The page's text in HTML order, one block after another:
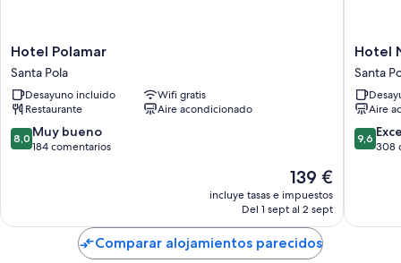
Hotel
Polamar
Santa
Pola
Hotel Polamar
Santa Pola
Desayuno incluido
Wifi gratis
Restaurante
Aire acondicionado
8.0
sobre
8,0 Muy bueno
184 comentarios
El
precio
actual
de
139 €
139 €
incluye tasas e impuestos
Del 1 sept al 2 sept
Hotel
Narcea
Santa
Pola
Santa
Pola
Hotel
Santa
Aire
9.6
sobre
9,6
308
Comparar alojamientos parecidos